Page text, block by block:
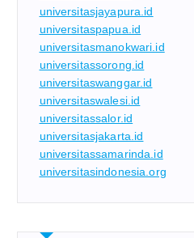
universitasjayapura.id
universitaspapua.id
universitasmanokwari.id
universitassorong.id
universitaswanggar.id
universitaswalesi.id
universitassalor.id
universitasjakarta.id
universitassamarinda.id
universitasindonesia.org